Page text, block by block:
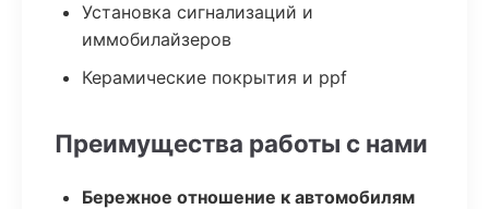
Установка сигнализаций и
иммобилайзеров
Керамические покрытия и ppf
Преимущества работы с нами
Бережное отношение к автомобилям